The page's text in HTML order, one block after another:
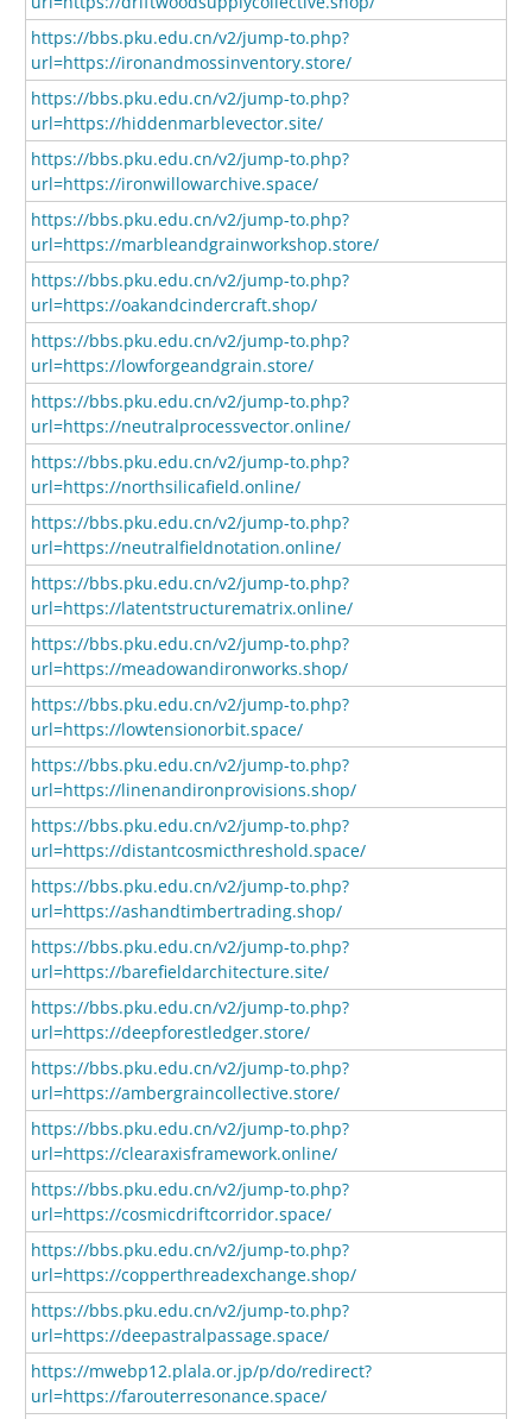
https://bbs.pku.edu.cn/v2/jump-to.php?
url=https://ironandmossinventory.store/
https://bbs.pku.edu.cn/v2/jump-to.php?
url=https://hiddenmarblevector.site/
https://bbs.pku.edu.cn/v2/jump-to.php?
url=https://ironwillowarchive.space/
https://bbs.pku.edu.cn/v2/jump-to.php?
url=https://marbleandgrainworkshop.store/
https://bbs.pku.edu.cn/v2/jump-to.php?
url=https://oakandcindercraft.shop/
https://bbs.pku.edu.cn/v2/jump-to.php?
url=https://lowforgeandgrain.store/
https://bbs.pku.edu.cn/v2/jump-to.php?
url=https://neutralprocessvector.online/
https://bbs.pku.edu.cn/v2/jump-to.php?
url=https://northsilicafield.online/
https://bbs.pku.edu.cn/v2/jump-to.php?
url=https://neutralfieldnotation.online/
https://bbs.pku.edu.cn/v2/jump-to.php?
url=https://latentstructurematrix.online/
https://bbs.pku.edu.cn/v2/jump-to.php?
url=https://meadowandironworks.shop/
https://bbs.pku.edu.cn/v2/jump-to.php?
url=https://lowtensionorbit.space/
https://bbs.pku.edu.cn/v2/jump-to.php?
url=https://linenandironprovisions.shop/
https://bbs.pku.edu.cn/v2/jump-to.php?
url=https://distantcosmicthreshold.space/
https://bbs.pku.edu.cn/v2/jump-to.php?
url=https://ashandtimbertrading.shop/
https://bbs.pku.edu.cn/v2/jump-to.php?
url=https://barefieldarchitecture.site/
https://bbs.pku.edu.cn/v2/jump-to.php?
url=https://deepforestledger.store/
https://bbs.pku.edu.cn/v2/jump-to.php?
url=https://ambergraincollective.store/
https://bbs.pku.edu.cn/v2/jump-to.php?
url=https://clearaxisframework.online/
https://bbs.pku.edu.cn/v2/jump-to.php?
url=https://cosmicdriftcorridor.space/
https://bbs.pku.edu.cn/v2/jump-to.php?
url=https://copperthreadexchange.shop/
https://bbs.pku.edu.cn/v2/jump-to.php?
url=https://deepastralpassage.space/
https://mwebp12.plala.or.jp/p/do/redirect?
url=https://farouterresonance.space/